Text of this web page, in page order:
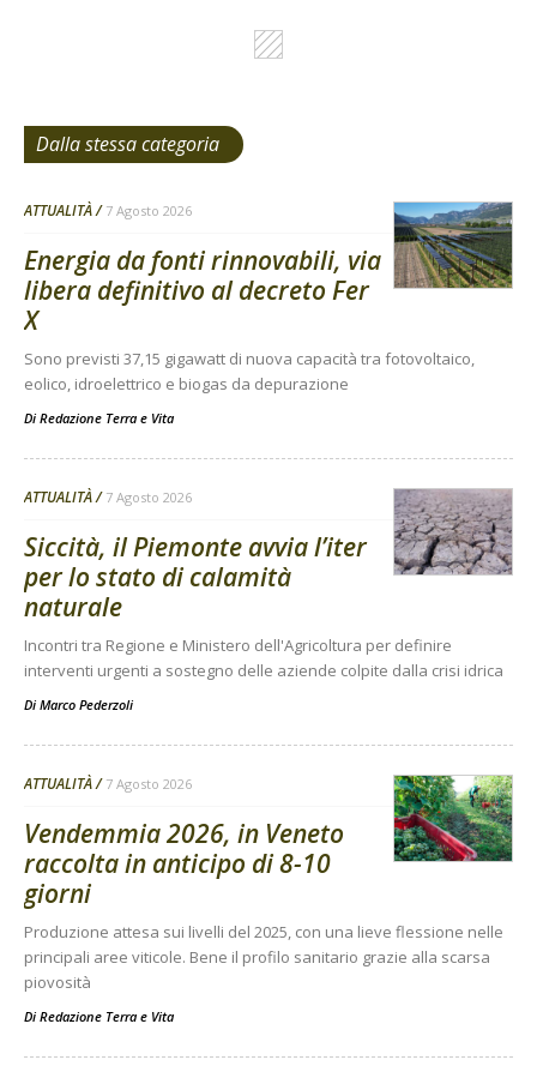
Dalla stessa categoria
ATTUALITÀ 7 Agosto 2026
Energia da fonti rinnovabili, via
libera definitivo al decreto Fer
X
Sono previsti 37,15 gigawatt di nuova capacità tra fotovoltaico,
eolico, idroelettrico e biogas da depurazione
Di Redazione Terra e Vita
ATTUALITÀ 7 Agosto 2026
Siccità, il Piemonte avvia l’iter
per lo stato di calamità
naturale
Incontri tra Regione e Ministero dell'Agricoltura per definire
interventi urgenti a sostegno delle aziende colpite dalla crisi idrica
Di Marco Pederzoli
ATTUALITÀ 7 Agosto 2026
Vendemmia 2026, in Veneto
raccolta in anticipo di 8-10
giorni
Produzione attesa sui livelli del 2025, con una lieve flessione nelle
principali aree viticole. Bene il profilo sanitario grazie alla scarsa
piovosità
Di Redazione Terra e Vita